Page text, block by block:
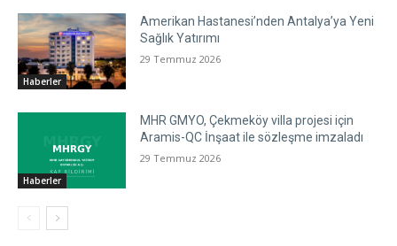
Haberler
Amerikan Hastanesi’nden Antalya’ya Yeni
Sağlık Yatırımı
29 Temmuz 2026
Haberler
MHR GMYO, Çekmeköy villa projesi için
Aramis-QC İnşaat ile sözleşme imzaladı
29 Temmuz 2026